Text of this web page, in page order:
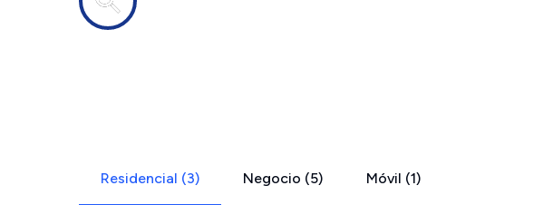
Residencial (3) Negocio (5) Móvil (1)